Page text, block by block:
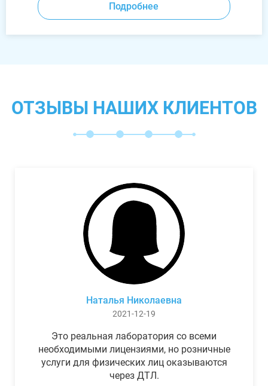
Подробнее
ОТЗЫВЫ НАШИХ КЛИЕНТОВ
Наталья Николаевна
2021-12-19
Это реальная лаборатория со всеми
необходимыми лицензиями, но розничные
услуги для физических лиц оказываются
через ДТЛ.